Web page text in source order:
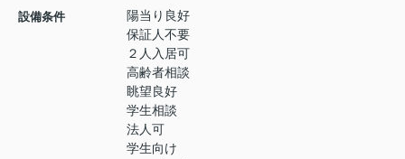
設備条件
陽当り良好
保証人不要
２人入居可
高齢者相談
眺望良好
学生相談
法人可
学生向け